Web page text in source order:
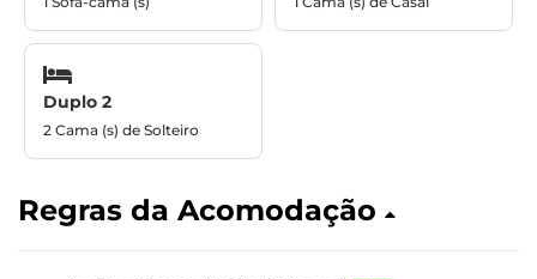
Duplo 2
2 Cama (s) de Solteiro
Regras da Acomodação